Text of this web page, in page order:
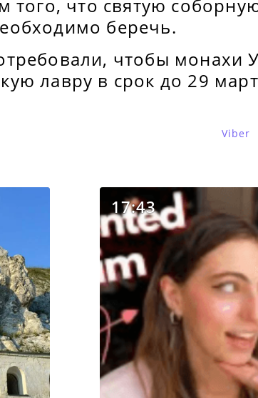
того, что святую
беречь.
чтобы монахи
лавру в срок до 29
Viber
17:43